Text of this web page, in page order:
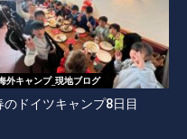
外キャンプ_現地ブログ
のドイツキャンプ8日目